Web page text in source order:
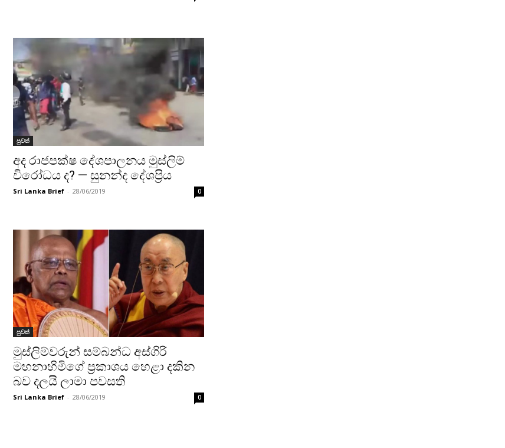
පුවත්
අද රාජපක්ෂ දේශපාලනය මුස්ලිම්
විරෝධය ද? — සුනන්ද දේශප්‍රිය
Sri Lanka Brief - 28/06/2019 0
පුවත්
මුස්ලිම්වරුන් සම්බන්ධ අස්ගිරි
මහනාහිමිගේ ප්‍රකාශය හෙළා දකින
බව දලයි ලාමා පවසති
Sri Lanka Brief - 28/06/2019 0